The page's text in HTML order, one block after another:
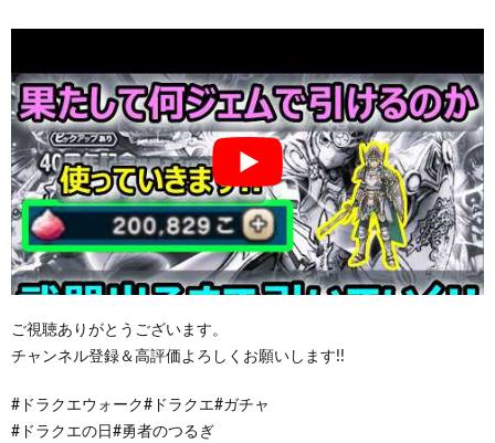
ご視聴ありがとうございます。
チャンネル登録＆高評価よろしくお願いします!!
#ドラクエウォーク#ドラクエ#ガチャ
#ドラクエの日#勇者のつるぎ